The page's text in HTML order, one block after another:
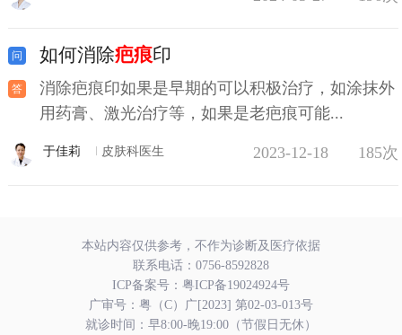
如何消除疤痕印
消除疤痕印如果是早期的可以积极治疗，如涂抹外
用药膏、激光治疗等，如果是老疤痕可能...
于佳莉 皮肤科医生 2023-12-18 185次
本站内容仅供参考，不作为诊断及医疗依据
联系电话： 0756-8592828
ICP备案号： 粤ICP备19024924号
广审号：粤（C）广[2023] 第02-03-013号
就诊时间：早8:00-晚19:00（节假日无休）